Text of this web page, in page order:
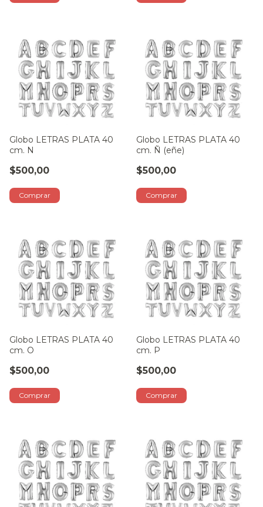
Globo LETRAS PLATA 40
cm. N
$500,00
Globo LETRAS PLATA 40
cm. Ñ (eñe)
$500,00
Globo LETRAS PLATA 40
cm. O
$500,00
Globo LETRAS PLATA 40
cm. P
$500,00